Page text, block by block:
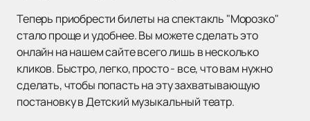
Теперь приобрести билеты на спектакль "Морозко"
стало проще и удобнее. Вы можете сделать это
онлайн на нашем сайте всего лишь в несколько
кликов. Быстро, легко, просто - все, что вам нужно
сделать, чтобы попасть на эту захватывающую
постановку в Детский музыкальный театр.